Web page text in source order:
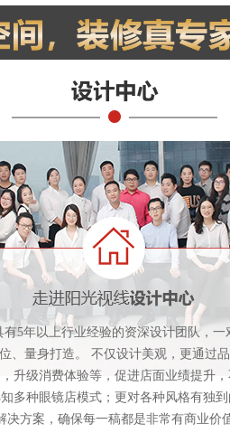
有5年以上行业经验的资深设计团队，一
、量身打造。 不仅设计美观，更通过
升级消费体验等，促进店面业绩提升
多种眼镜店模式；更对各种风格有独
决方案，确保每一稿都是非常有商业价